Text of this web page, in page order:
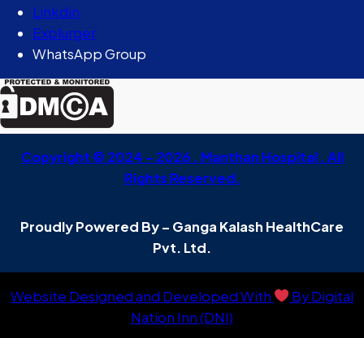
Linkdin
Explurger
WhatsApp Group
Copyright © 2024 – 2026 . Manthan Hospital . All
Rights Reserved.
Proudly Powered By – Ganga Kalash HealthCare
Pvt. Ltd.
Website Designed and Developed With
By Digital
Nation Inn (DNI)